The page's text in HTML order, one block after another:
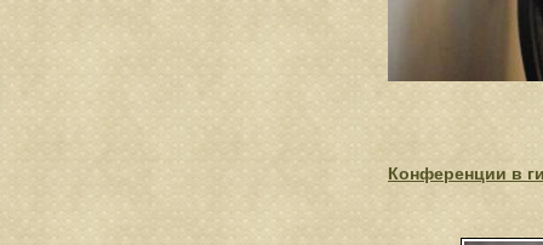
Конференции в